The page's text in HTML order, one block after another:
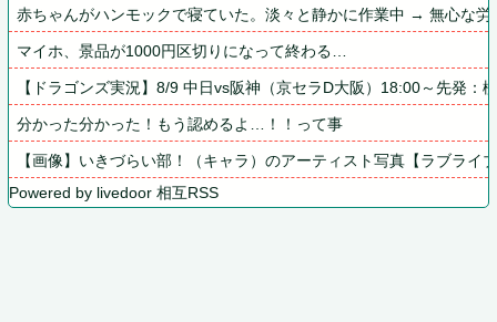
赤ちゃんがハンモックで寝ていた。淡々と静かに作業中 → 無心な
マイホ、景品が1000円区切りになって終わる…
【ドラゴンズ実況】8/9 中日vs阪神（京セラD大阪）18:00～先発：
分かった分かった！もう認めるよ…！！って事
【画像】いきづらい部！（キャラ）のアーティスト写真【ラブライ
Powered by livedoor 相互RSS